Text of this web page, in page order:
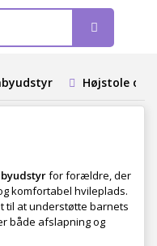
Højstole og
for forældre, der
komfortabel hvileplads.
til at understøtte barnets
både afslapning og